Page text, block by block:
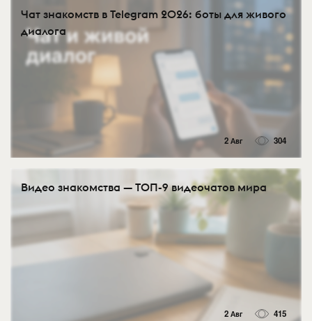
Чат знакомств в Telegram 2026: боты для живого
диалога
2 Авг 304
Видео знакомства — ТОП-9 видеочатов мира
2 Авг 415